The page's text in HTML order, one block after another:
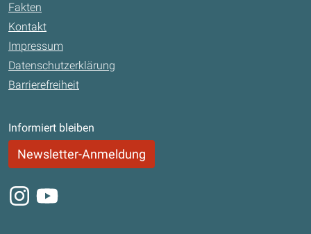
Fakten
Kontakt
Impressum
Datenschutzerklärung
Barrierefreiheit
Informiert bleiben
Newsletter-Anmeldung
Instagram
Youtube